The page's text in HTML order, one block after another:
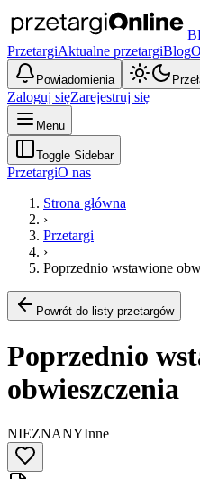
PrzetargiAktualne przetargiBlog
Powiadomienia
Zaloguj sięZarejestruj się
Menu
Toggle Sidebar
PrzetargiO nas
Strona główna
›
Przetargi
›
Poprzednio wstawione
Powrót do listy przetargów
Poprzednio
obwieszczenia
NIEZNANYInne